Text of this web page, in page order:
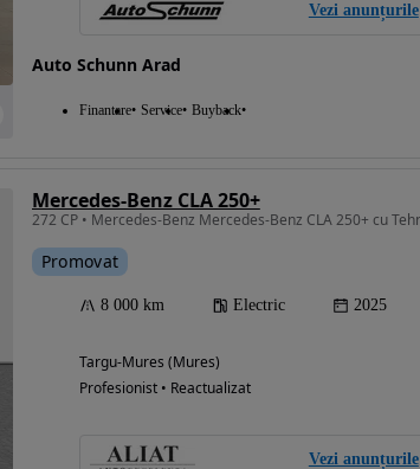
Vezi anunțurile
Auto Schunn Arad
Finantare Service Buyback
Mercedes-Benz CLA 250+
Promovat
8 000 km Electric 2025
Targu-Mures (Mures)
Profesionist • Reactualizat
Vezi anunțurile